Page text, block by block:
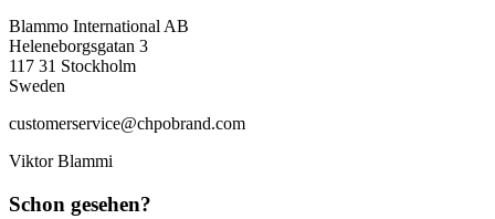
Blammo International AB
Heleneborgsgatan 3
117 31 Stockholm
Sweden
customerservice@chpobrand.com
Viktor Blammi
Schon gesehen?